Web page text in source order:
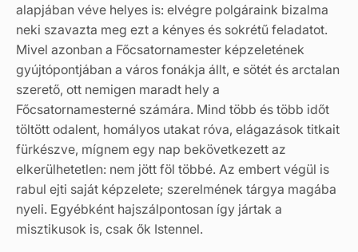
alapjában véve helyes is: elvégre polgáraink bizalma
neki szavazta meg ezt a kényes és sokrétű feladatot.
Mivel azonban a Főcsatornamester képzeletének
gyújtópontjában a város fonákja állt, e sötét és arctalan
szerető, ott nemigen maradt hely a
Főcsatornamesterné számára. Mind több és több időt
töltött odalent, homályos utakat róva, elágazások titkait
fürkészve, mígnem egy nap bekövetkezett az
elkerülhetetlen: nem jött föl többé. Az embert végül is
rabul ejti saját képzelete; szerelmének tárgya magába
nyeli. Egyébként hajszálpontosan így jártak a
misztikusok is, csak ők Istennel.